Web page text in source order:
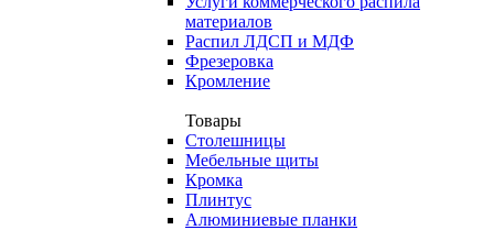
материалов
Распил ЛДСП и МДФ
Фрезеровка
Кромление
Товары
Столешницы
Мебельные щиты
Кромка
Плинтус
Алюминиевые планки